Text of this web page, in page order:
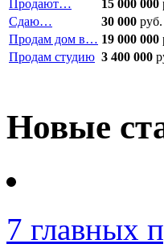
Продают… 15 000 000
Сдаю…
30 000 руб.
Продам дом в… 19 000 000
Продам студию 3 400 000
Новые
7 главных